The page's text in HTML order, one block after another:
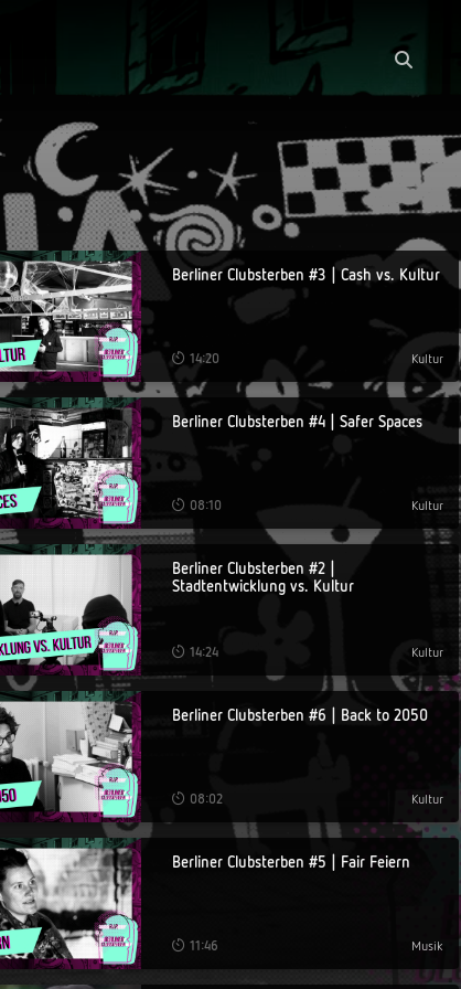
Berliner Clubsterben #3 | Cash vs. Kultur
14:20 Kultur
Berliner Clubsterben #4 | Safer Spaces
08:10 Kultur
Berliner Clubsterben #2 |
Stadtentwicklung vs. Kultur
14:24 Kultur
Berliner Clubsterben #6 | Back to 2050
08:02 Kultur
Berliner Clubsterben #5 | Fair Feiern
11:46 Musik